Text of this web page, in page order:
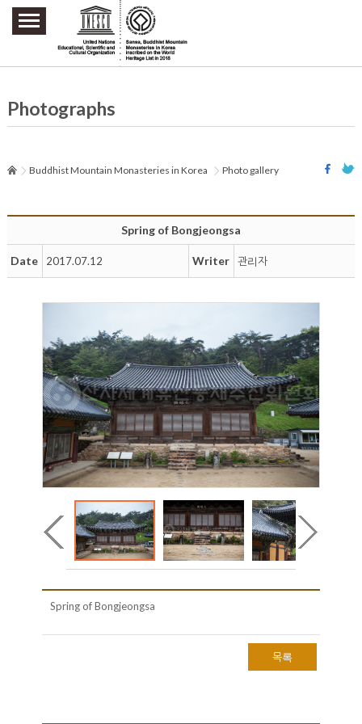
주요메뉴 바로가기
본문 바로가기
하단메뉴 바로가기
Photographs
Buddhist Mountain Monasteries in Korea Photo gallery
Spring of Bongjeongsa
Date 2017.07.12 Writer 관리자
Spring of Bongjeongsa
목록